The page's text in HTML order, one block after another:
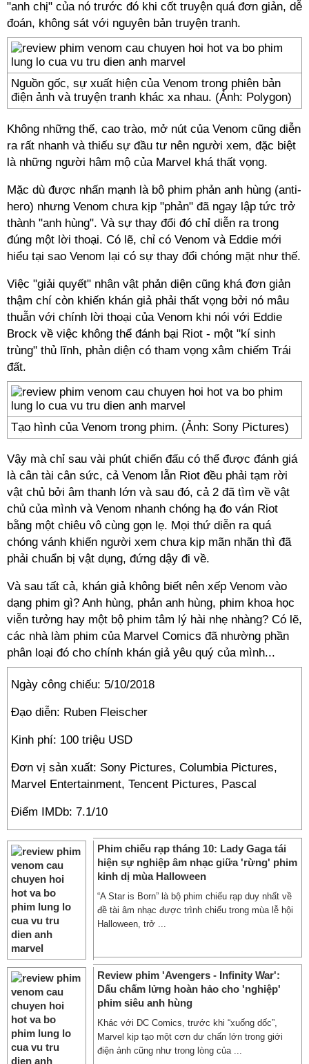
"anh chị" của nó trước đó khi cốt truyện quá đơn giản, dễ
đoán, không sát với nguyên bản truyện tranh.
Nguồn gốc, sự xuất hiện của Venom trong phiên bản
điện ảnh và truyện tranh khác xa nhau. (Ảnh: Polygon)
Không những thế, cao trào, mở nút của Venom cũng diễn
ra rất nhanh và thiếu sự đầu tư nên người xem, đặc biệt
là những người hâm mộ của Marvel khá thất vọng.
Mặc dù được nhấn mạnh là bộ phim phản anh hùng (anti-
hero) nhưng Venom chưa kịp "phản" đã ngay lập tức trở
thành "anh hùng". Và sự thay đổi đó chỉ diễn ra trong
đúng một lời thoại. Có lẽ, chỉ có Venom và Eddie mới
hiểu tại sao Venom lại có sự thay đổi chóng mặt như thế.
Việc "giải quyết" nhân vật phản diện cũng khá đơn giản
thậm chí còn khiến khán giả phải thất vọng bởi nó mâu
thuẫn với chính lời thoại của Venom khi nói với Eddie
Brock về việc không thể đánh bại Riot - một "kí sinh
trùng" thủ lĩnh, phản diện có tham vọng xâm chiếm Trái
đất.
Tạo hình của Venom trong phim. (Ảnh: Sony Pictures)
Vậy mà chỉ sau vài phút chiến đấu có thể được đánh giá
là cân tài cân sức, cả Venom lẫn Riot đều phải tạm rời
vật chủ bởi âm thanh lớn và sau đó, cả 2 đã tìm về vật
chủ của mình và Venom nhanh chóng hạ đo ván Riot
bằng một chiêu vô cùng gọn lẹ. Mọi thứ diễn ra quá
chóng vánh khiến người xem chưa kịp mãn nhãn thì đã
phải chuẩn bị vật dụng, đứng dậy đi về.
Và sau tất cả, khán giả không biết nên xếp Venom vào
dạng phim gì? Anh hùng, phản anh hùng, phim khoa học
viễn tưởng hay một bộ phim tâm lý hài nhẹ nhàng? Có lẽ,
các nhà làm phim của Marvel Comics đã nhường phần
phân loại đó cho chính khán giả yêu quý của mình...
Ngày công chiếu: 5/10/2018
Đạo diễn: Ruben Fleischer
Kinh phí: 100 triệu USD
Đơn vị sản xuất: Sony Pictures, Columbia Pictures,
Marvel Entertainment, Tencent Pictures, Pascal
Điểm IMDb: 7.1/10
Phim chiếu rạp tháng 10: Lady Gaga tái
hiện sự nghiệp âm nhạc giữa 'rừng' phim
kinh dị mùa Halloween
“A Star is Born” là bộ phim chiếu rạp duy nhất về
đề tài âm nhạc được trình chiếu trong mùa lễ hội
Halloween, trở ...
Review phim 'Avengers - Infinity War':
Dấu chấm lửng hoàn hảo cho 'nghiệp'
phim siêu anh hùng
Khác với DC Comics, trước khi “xuống dốc”,
Marvel kịp tạo một cơn dư chấn lớn trong giới
điện ảnh cũng như trong lòng của ...